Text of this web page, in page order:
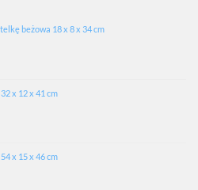
beżowa 18 x 8 x 34 cm
x 12 x 41 cm
x 15 x 46 cm